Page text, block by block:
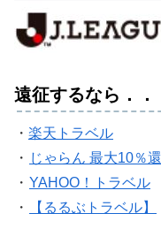
遠征するなら．．
・ 楽天トラベル
・ じゃらん 最大10％
・ YAHOO！トラベル
・
【るるぶトラベル】